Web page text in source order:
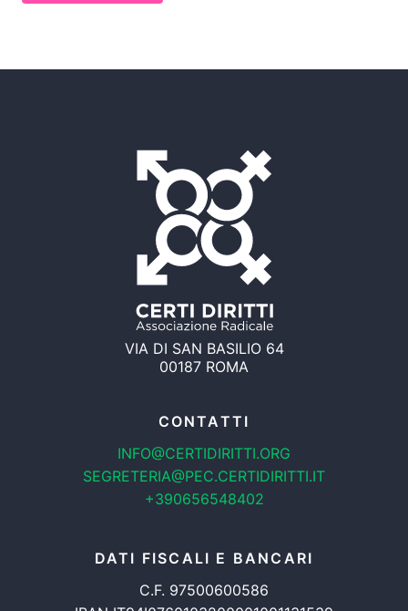
VIA DI SAN BASILIO 64
00187 ROMA
CONTATTI
INFO@CERTIDIRITTI.ORG
SEGRETERIA@PEC.CERTIDIRITTI.IT
+390656548402
DATI FISCALI E BANCARI
C.F. 97500600586